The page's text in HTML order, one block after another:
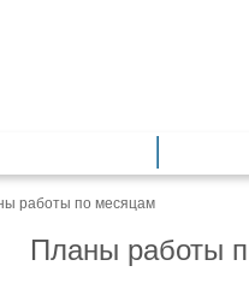
работы по месяцам
Планы работы